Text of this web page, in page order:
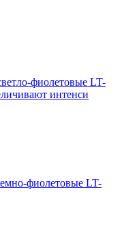
фиолетовые LT-
интенси
фиолетовые LT-